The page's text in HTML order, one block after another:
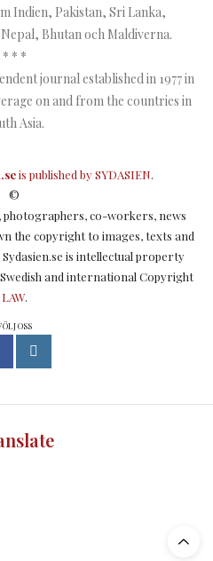
Indien, Pakistan, Sri Lanka,
Bhutan och Maldiverna.
* * *
journal established in 1977 in
on and from the countries in
Asia.
is published bySYDASIEN.
©
photographers, co-workers, news
the copyright to images, texts and
is intellectual property
and international Copyright
LAW.
OSS